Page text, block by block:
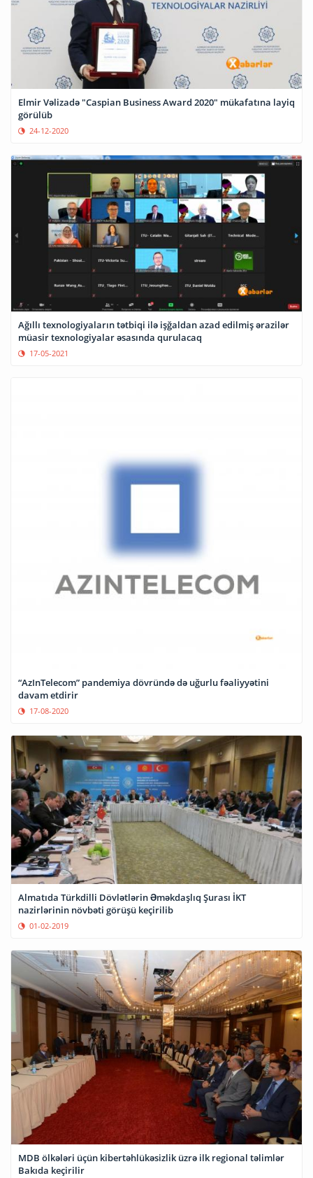
Elmir Vəlizadə "Caspian Business Award 2020" mükafatına layiq
görülüb
24-12-2020
Ağıllı texnologiyaların tətbiqi ilə işğaldan azad edilmiş ərazilər
müasir texnologiyalar əsasında qurulacaq
17-05-2021
“AzInTelecom” pandemiya dövründə də uğurlu fəaliyyətini
davam etdirir
17-08-2020
Almatıda Türkdilli Dövlətlərin Əməkdaşlıq Şurası İKT
nazirlərinin növbəti görüşü keçirilib
01-02-2019
MDB ölkələri üçün kibertəhlükəsizlik üzrə ilk regional təlimlər
Bakıda keçirilir